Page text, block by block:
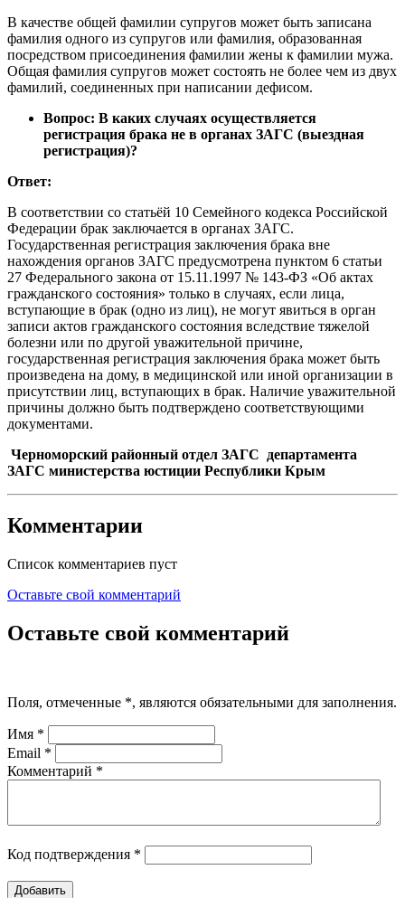
В качестве общей фамилии супругов может быть записана
фамилия одного из супругов или фамилия, образованная
посредством присоединения фамилии жены к фамилии мужа.
Общая фамилия супругов может состоять не более чем из двух
фамилий, соединенных при написании дефисом.
Вопрос: В каких случаях осуществляется
регистрация брака не в органах ЗАГС (выездная
регистрация)?
Ответ:
В соответствии со статьёй 10 Семейного кодекса Российской
Федерации брак заключается в органах ЗАГС.
Государственная регистрация заключения брака вне
нахождения органов ЗАГС предусмотрена пунктом 6 статьи
27 Федерального закона от 15.11.1997 № 143-ФЗ «Об актах
гражданского состояния» только в случаях, если лица,
вступающие в брак (одно из лиц), не могут явиться в орган
записи актов гражданского состояния вследствие тяжелой
болезни или по другой уважительной причине,
государственная регистрация заключения брака может быть
произведена на дому, в медицинской или иной организации в
присутствии лиц, вступающих в брак. Наличие уважительной
причины должно быть подтверждено соответствующими
документами.
Черноморский районный отдел ЗАГС департамента
ЗАГС министерства юстиции Республики Крым
Комментарии
Список комментариев пуст
Оставьте свой комментарий
Оставьте свой комментарий
Поля, отмеченные *, являются обязательными для заполнения.
Имя *
Email *
Комментарий *
Код подтверждения *